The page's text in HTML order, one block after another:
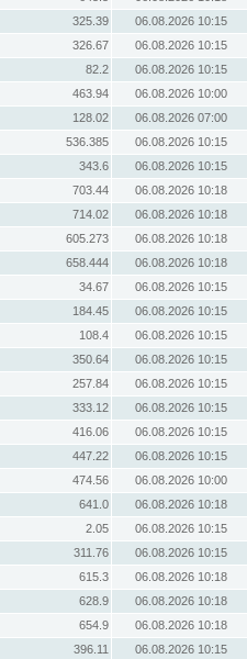
325.39
06.08.2026 10:15
326.67
06.08.2026 10:15
82.2
06.08.2026 10:15
463.94
06.08.2026 10:00
128.02
06.08.2026 07:00
536.385
06.08.2026 10:15
343.6
06.08.2026 10:15
703.44
06.08.2026 10:18
714.02
06.08.2026 10:18
605.273
06.08.2026 10:18
658.444
06.08.2026 10:18
34.67
06.08.2026 10:15
184.45
06.08.2026 10:15
108.4
06.08.2026 10:15
350.64
06.08.2026 10:15
257.84
06.08.2026 10:15
333.12
06.08.2026 10:15
416.06
06.08.2026 10:15
447.22
06.08.2026 10:15
474.56
06.08.2026 10:00
641.0
06.08.2026 10:18
2.05
06.08.2026 10:15
311.76
06.08.2026 10:15
615.3
06.08.2026 10:18
628.9
06.08.2026 10:18
654.9
06.08.2026 10:18
396.11 06.08.2026 10:15